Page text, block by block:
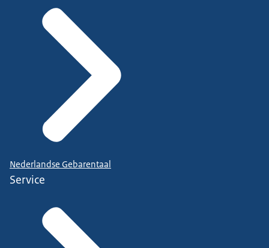
Nederlandse Gebarentaal
Service